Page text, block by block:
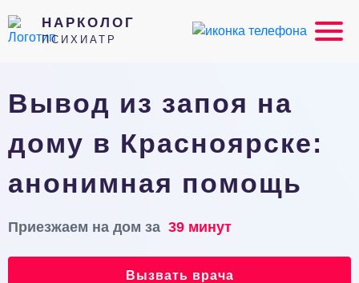
НАРКОЛОГ
ПСИХИАТР
Вывод из запоя на
дому в Красноярске:
анонимная помощь
Приезжаем на дом за 39 минут
Вызвать врача